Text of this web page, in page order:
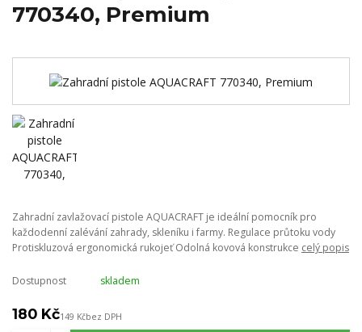
770340, Premium
Zahradní zavlažovací pistole AQUACRAFT je ideální pomocník pro
každodenní zalévání zahrady, skleníku i farmy. Regulace průtoku vody
Protiskluzová ergonomická rukojeť Odolná kovová konstrukce celý popis
Dostupnost skladem
180 Kč149 Kčbez DPH